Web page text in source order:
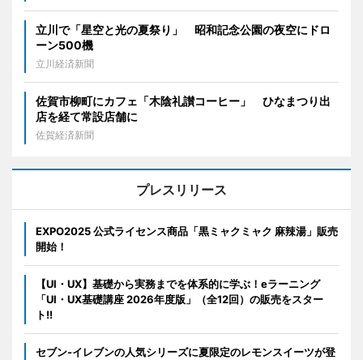
立川で「星空と光の夏祭り」 昭和記念公園の夜空にドロ
ーン500機
立川経済新聞
佐賀市柳町にカフェ「木陰礼讃コーヒー」 ひなまつり出
店を経て常設店舗に
佐賀経済新聞
プレスリリース
EXPO2025 公式ライセンス商品「黒ミャクミャク 麻辣湯」販売
開始！
【UI・UX】基礎から実務までを体系的に学ぶ！eラーニング
「UI・UX基礎講座 2026年度版」（全12回）の販売をスター
ト!!
セブン‐イレブンの人気シリーズに夏限定のレモンスイーツが登